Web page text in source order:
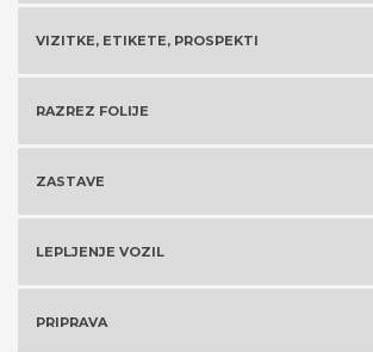
VIZITKE, ETIKETE, PROSPEKTI
RAZREZ FOLIJE
ZASTAVE
LEPLJENJE VOZIL
PRIPRAVA